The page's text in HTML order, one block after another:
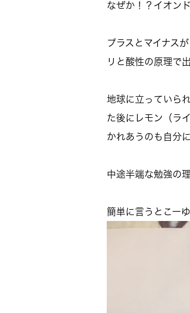
なぜか！？イオン
プラスとマイナス
リと酸性の原理で
地球に立っていら
た後にレモン（ラ
かれあうのも自分
簡単に言うとこー